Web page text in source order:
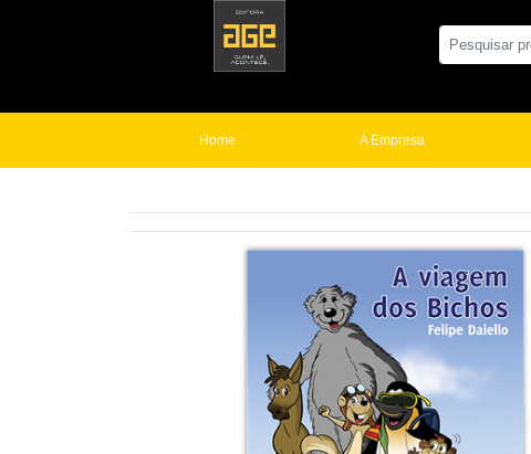
Home A Empresa